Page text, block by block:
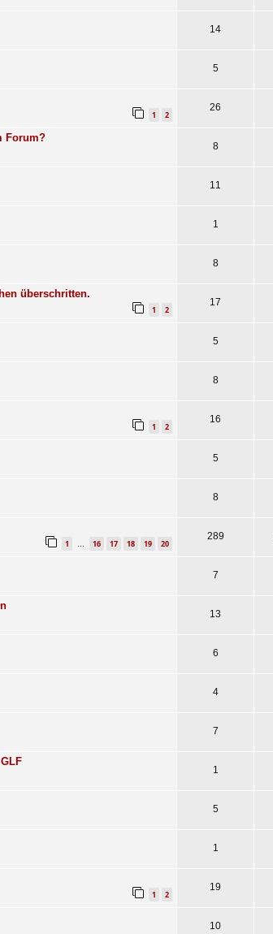
14
5
1 2
26
Forum?
8
11
1
8
überschritten.
1 2
17
5
8
1 2
16
5
8
1 … 16 17 18 19 20
289
7
13
6
4
7
1
5
1
1 2
19
10